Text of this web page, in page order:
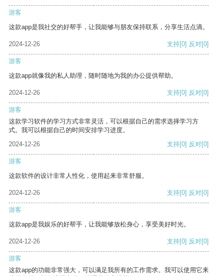
游客
这款app是我社交的好帮手，让我能够与朋友保持联系，分享生活点滴。
2024-12-26 支持[0] 反对[0]
游客
这款app就像我的私人助理，随时随地为我的办公提供帮助。
2024-12-26 支持[0] 反对[0]
游客
这款学习软件的学习方式非常灵活，可以根据自己的需求选择学习方
式。我可以根据自己的时间安排学习进度。
2024-12-26
支持[0] 反对[0]
游客
这款软件的设计非常人性化，使用起来非常舒服。
2024-12-26 支持[0] 反对[0]
游客
这款app是我娱乐的好帮手，让我能够放松身心，享受美好时光。
2024-12-26 支持[0] 反对[0]
游客
这款app的功能非常强大，可以满足我所有的工作需求。我可以使用它来